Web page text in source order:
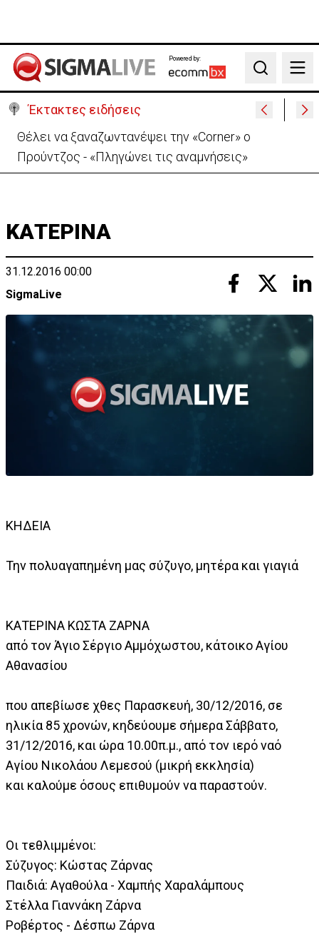
Powered by:
Search
Έκτακτες ειδήσεις
Θέλει να ξαναζωντανέψει την «Corner» o
Προύντζος - «Πληγώνει τις αναμνήσεις»
ΚΑΤΕΡΙΝΑ
31.12.2016 00:00
SigmaLive
ΚΗΔΕΙΑ
Την πολυαγαπημένη μας σύζυγο, μητέρα και γιαγιά
ΚΑΤΕΡΙΝΑ ΚΩΣΤΑ ΖΑΡΝΑ
από τον Άγιο Σέργιο Αμμόχωστου, κάτοικο Αγίου
Αθανασίου
που απεβίωσε χθες Παρασκευή, 30/12/2016, σε
ηλικία 85 χρονών, κηδεύουμε σήμερα Σάββατο,
31/12/2016, και ώρα 10.00π.μ., από τον ιερό ναό
Αγίου Νικολάου Λεμεσού (μικρή εκκλησία)
και καλούμε όσους επιθυμούν να παραστούν.
Οι τεθλιμμένοι:
Σύζυγος: Κώστας Ζάρνας
Παιδιά: Αγαθούλα - Χαμπής Χαραλάμπους
Στέλλα Γιαννάκη Ζάρνα
Ροβέρτος - Δέσπω Ζάρνα